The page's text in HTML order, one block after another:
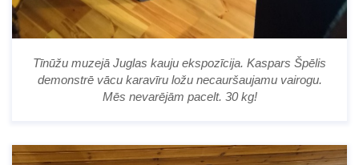
Tīnūžu muzejā Juglas kauju ekspozīcija. Kaspars Špēlis
demonstrē vācu karavīru ložu necauršaujamu vairogu.
Mēs nevarējām pacelt. 30 kg!